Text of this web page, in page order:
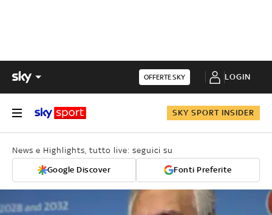
OFFERTE SKY LOGIN
SKY SPORT INSIDER
News e Highlights, tutto live: seguici su
Google Discover Fonti Preferite